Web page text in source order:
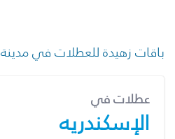
باقات زهيدة للعطلات في مدينة
عطلات في
الإسكندريه